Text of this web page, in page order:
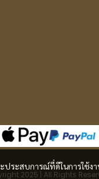
ระสบการณ์ที่ดีในการใช้ง
2025 | All Rights